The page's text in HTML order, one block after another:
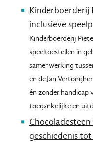
Kinderboerderij
inclusieve
Kinderboerderij
speeltoestellen in
samenwerking
en de Jan
én zonder handicap
toegankelijke en
geschiedenis